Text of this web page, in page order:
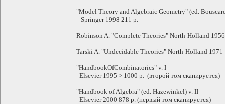
"Model Theory and Algebraic Geometry" (ed.
Springer 1998 211 p.
Robinson A. "Complete Theories" North-Holland
Tarski A. "Undecidable Theories" North-Holland
"HandbookOfCombinatorics" v. I
Elsevier 1995 > 1000 p. (второй том сканируется)
"Handbook of Algebra" (ed. Hazewinkel) v. II
Elsevier 2000 878 p. (первый том сканируется)